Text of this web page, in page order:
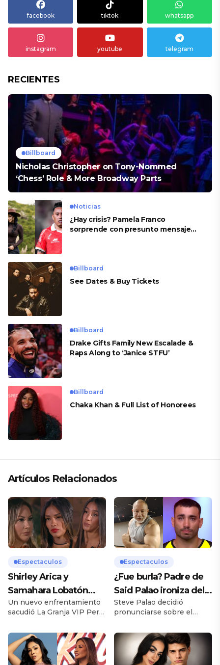
facebook tiktok whatsapp
instagram youtube telegram
RECIENTES
Billboard
Nicholas Christopher on Tony-Nommed
‘Chess’ Role & More Broadway Parts
Noticias
¿Hay crisis? Pamela Franco
sorprende con presunto mensaje
Billboard
See Dates & Buy Tickets
Billboard
Drake Gifts Family New Escalade &
Raps Along to ‘Janice STFU’
Billboard
Chaka Khan & Full List of Honorees
Artículos Relacionados
Espectaculos
Shirley Arica y
Samahara Lobatón
confrontan a Pamela
López tras amenazar a
Pati Lorena en «La
Granja Vip»
Un nuevo enfrentamiento
sacudió La Granja VIP Perú
de nominaciones, donde
Pamela López terminó
convirtiéndose en una de
las participantes más
Espectaculos
¿Fue burla? Padre de
Said Palao ironiza del
ampay de su hijo en
yate
Steve Palao decidió
pronunciarse sobre el
sentimental que atraviesan
su hijo, Said Palao, y
Alejandra Baigorria, luego
de la polémica generada